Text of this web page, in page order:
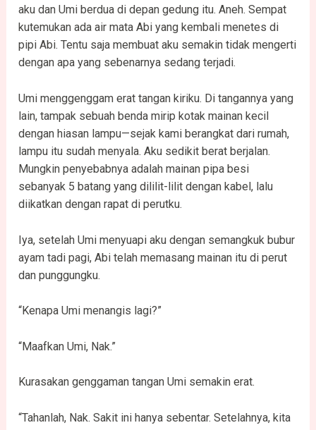
aku dan Umi berdua di depan gedung itu. Aneh. Sempat
kutemukan ada air mata Abi yang kembali menetes di
pipi Abi. Tentu saja membuat aku semakin tidak mengerti
dengan apa yang sebenarnya sedang terjadi.
Umi menggenggam erat tangan kiriku. Di tangannya yang
lain, tampak sebuah benda mirip kotak mainan kecil
dengan hiasan lampu—sejak kami berangkat dari rumah,
lampu itu sudah menyala. Aku sedikit berat berjalan.
Mungkin penyebabnya adalah mainan pipa besi
sebanyak 5 batang yang dililit-lilit dengan kabel, lalu
diikatkan dengan rapat di perutku.
Iya, setelah Umi menyuapi aku dengan semangkuk bubur
ayam tadi pagi, Abi telah memasang mainan itu di perut
dan punggungku.
“Kenapa Umi menangis lagi?”
“Maafkan Umi, Nak.”
Kurasakan genggaman tangan Umi semakin erat.
“Tahanlah, Nak. Sakit ini hanya sebentar. Setelahnya, kita